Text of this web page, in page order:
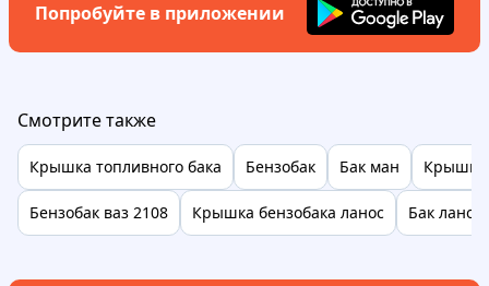
Попробуйте в приложении
Смотрите также
Крышка топливного бака Бензобак Бак ман Крышка
Бензобак ваз 2108 Крышка бензобака ланос Бак ланос